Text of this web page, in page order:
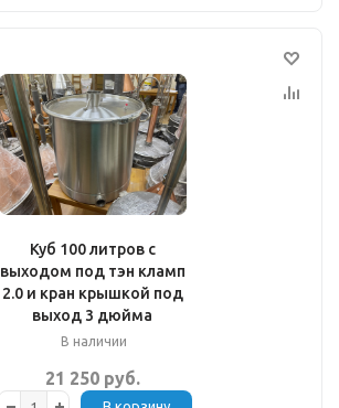
Куб 100 литров с
выходом под тэн кламп
2.0 и кран крышкой под
выход 3 дюйма
В наличии
21 250 руб.